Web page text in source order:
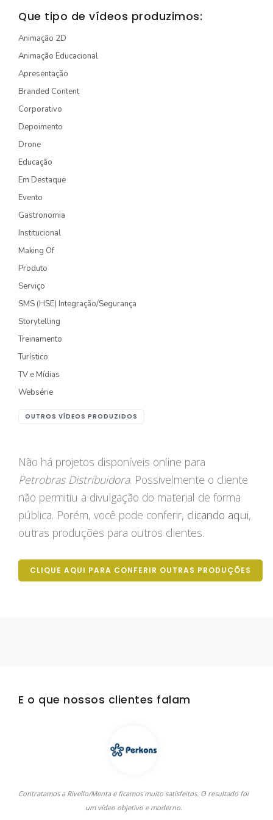
STORYTELLING
EDIÇÃO / CAPTAÇÃO
FOTOGRAFIA
ESTÚDIO
FOTO/VÍDEO
RECEITA / AULA
PRODUTO/SERVIÇO
INSTITUCIONAL
Que tipo de vídeos produzimos:
Animação 2D
Animação Educacional
Apresentação
Branded Content
Corporativo
Depoimento
Drone
Educação
Em Destaque
Evento
Gastronomia
Institucional
Making Of
Produto
Serviço
SMS (HSE) Integração/Segurança
Storytelling
Treinamento
Turístico
TV e Mídias
Websérie
OUTROS VÍDEOS PRODUZIDOS
Não há projetos disponíveis online para
Petrobras Distribuidora. Possivelmente o cliente
não permitiu a divulgação do material de forma
pública. Porém, você pode conferir, clicando aqui,
outras produções para outros clientes.
CLIQUE AQUI PARA CONFERIR OUTRAS PRODUÇÕES
E o que nossos clientes falam
Contratamos a Rivello/Menta e ficamos muito satisfeitos. O resultado foi
um vídeo objetivo e moderno.